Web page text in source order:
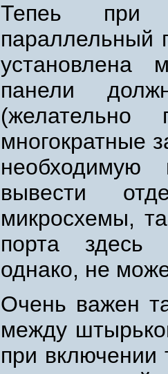
Тепеь при
параллельный
установлена
панели
(желательно
многократные
необходимую
вывести
микросхемы,
порта здесь
однако, не
Очень важен
между
при включении